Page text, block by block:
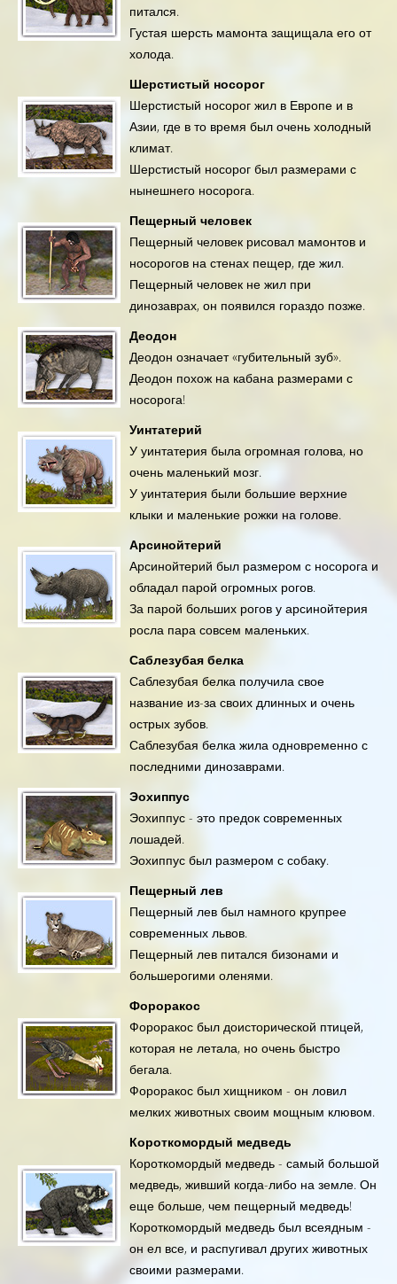
питался.
Густая шерсть мамонта защищала его от
холода.
Шерстистый носорог
Шерстистый носорог жил в Европе и в
Азии, где в то время был очень холодный
климат.
Шерстистый носорог был размерами с
нынешнего носорога.
Пещерный человек
Пещерный человек рисовал мамонтов и
носорогов на стенах пещер, где жил.
Пещерный человек не жил при
динозаврах, он появился гораздо позже.
Деодон
Деодон означает «губительный зуб».
Деодон похож на кабана размерами с
носорога!
Уинтатерий
У уинтатерия была огромная голова, но
очень маленький мозг.
У уинтатерия были большие верхние
клыки и маленькие рожки на голове.
Арсинойтерий
Арсинойтерий был размером с носорога и
обладал парой огромных рогов.
За парой больших рогов у арсинойтерия
росла пара совсем маленьких.
Саблезубая белка
Саблезубая белка получила свое
название из-за своих длинных и очень
острых зубов.
Саблезубая белка жила одновременно с
последними динозаврами.
Эохиппус
Эохиппус - это предок современных
лошадей.
Эохиппус был размером с собаку.
Пещерный лев
Пещерный лев был намного крупрее
современных львов.
Пещерный лев питался бизонами и
большерогими оленями.
Фороракос
Фороракос был доисторической птицей,
которая не летала, но очень быстро
бегала.
Фороракос был хищником - он ловил
мелких животных своим мощным клювом.
Короткомордый медведь
Короткомордый медведь - самый большой
медведь, живший когда-либо на земле. Он
еще больше, чем пещерный медведь!
Короткомордый медведь был всеядным -
он ел все, и распугивал других животных
своими размерами.